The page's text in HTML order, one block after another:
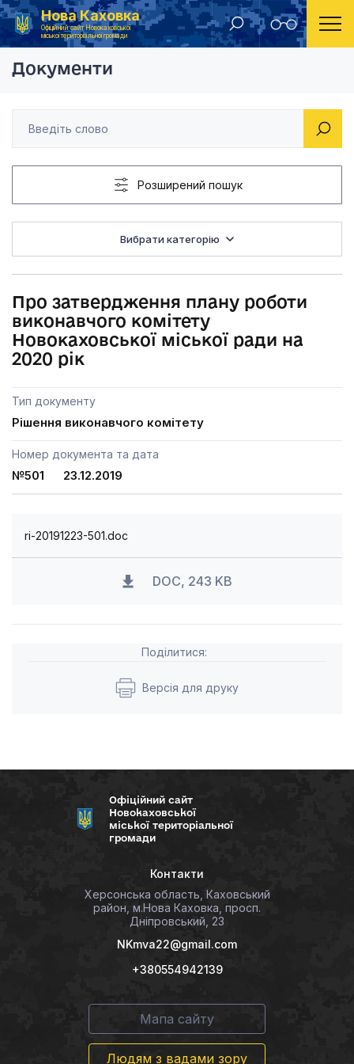
Нова Каховка
Офіційний сайт Новокаховської
міської територіальної громади
Головна Рішення виконавчого комітету Новокаховської міської ради 2019 року Про затвердження
Документи
Розширений пошук
Вибрати категорію
Про затвердження плану роботи
виконавчого комітету
Новокаховської міської ради на
2020 рік
Тип документу
Рішення виконавчого комітету
Номер документа та дата
№501 23.12.2019
ri-20191223-501.doc
DOC, 243 KB
Поділитися:
Версія для друку
Офіційний сайт
Новокаховської
міської територіальної
громади
Контакти
Херсонська область, Каховський
район, м.Нова Каховка, просп.
Дніпровський, 23
NKmva22@gmail.com
+380554942139
Мапа сайту
Людям з вадами зору